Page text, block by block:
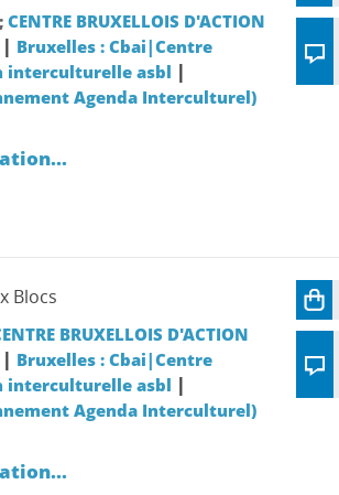
; CENTRE BRUXELLOIS D'ACTION
| Bruxelles : Cbai|Centre
interculturelle asbl |
Agenda Interculturel)
Blocs
BRUXELLOIS D'ACTION
| Bruxelles : Cbai|Centre
interculturelle asbl |
Agenda Interculturel)